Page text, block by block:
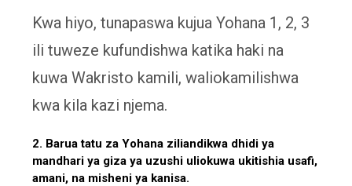
Kwa hiyo, tunapaswa kujua Yohana 1, 2, 3
ili tuweze kufundishwa katika haki na
kuwa Wakristo kamili, waliokamilishwa
kwa kila kazi njema.
2. Barua tatu za Yohana ziliandikwa dhidi ya
mandhari ya giza ya uzushi uliokuwa ukitishia usafi,
amani, na misheni ya kanisa.